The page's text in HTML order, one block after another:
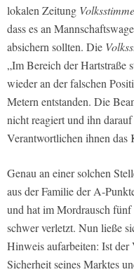
lokalen Zeitung Volksstimme
dass es an
absichern sollten. Die
„Im Bereich der Hartstraße
wieder an der falschen
Metern entstanden. Die
nicht reagiert und ihn
Verantwortlichen ihnen das
Genau an einer solchen
aus der Familie der A-
und hat im Mordrausch
schwer verletzt. Nun ließe
Hinweis aufarbeiten: Ist
Sicherheit seines Marktes